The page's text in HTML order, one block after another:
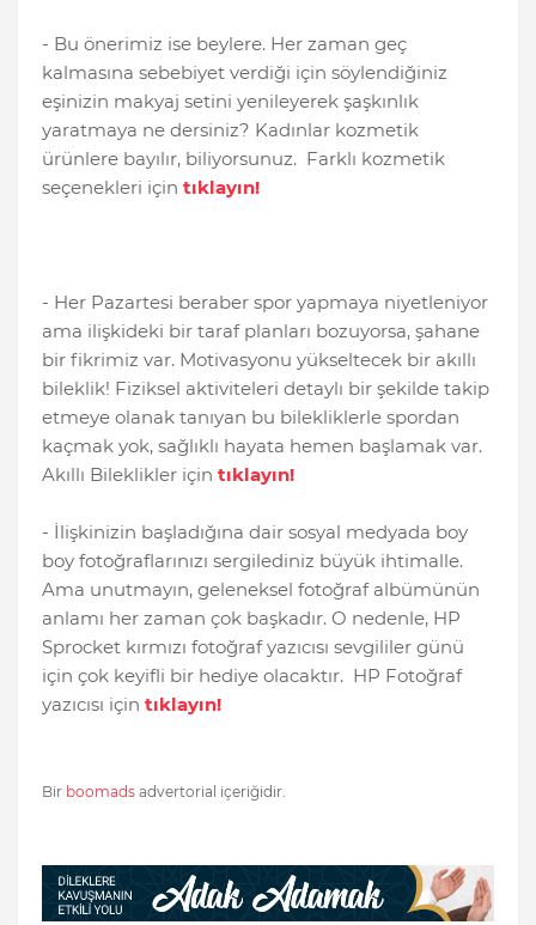
- Bu önerimiz ise beylere. Her zaman geç
kalmasına sebebiyet verdiği için söylendiğiniz
eşinizin makyaj setini yenileyerek şaşkınlık
yaratmaya ne dersiniz? Kadınlar kozmetik
ürünlere bayılır, biliyorsunuz. Farklı kozmetik
seçenekleri için tıklayın!
- Her Pazartesi beraber spor yapmaya niyetleniyor
ama ilişkideki bir taraf planları bozuyorsa, şahane
bir fikrimiz var. Motivasyonu yükseltecek bir akıllı
bileklik! Fiziksel aktiviteleri detaylı bir şekilde takip
etmeye olanak tanıyan bu bilekliklerle spordan
kaçmak yok, sağlıklı hayata hemen başlamak var.
Akıllı Bileklikler için tıklayın!
- İlişkinizin başladığına dair sosyal medyada boy
boy fotoğraflarınızı sergilediniz büyük ihtimalle.
Ama unutmayın, geleneksel fotoğraf albümünün
anlamı her zaman çok başkadır. O nedenle, HP
Sprocket kırmızı fotoğraf yazıcısı sevgililer günü
için çok keyifli bir hediye olacaktır. HP Fotoğraf
yazıcısı için tıklayın!
Bir boomads advertorial içeriğidir.